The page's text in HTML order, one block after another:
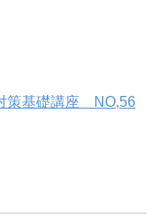
策基礎講座 NO,56